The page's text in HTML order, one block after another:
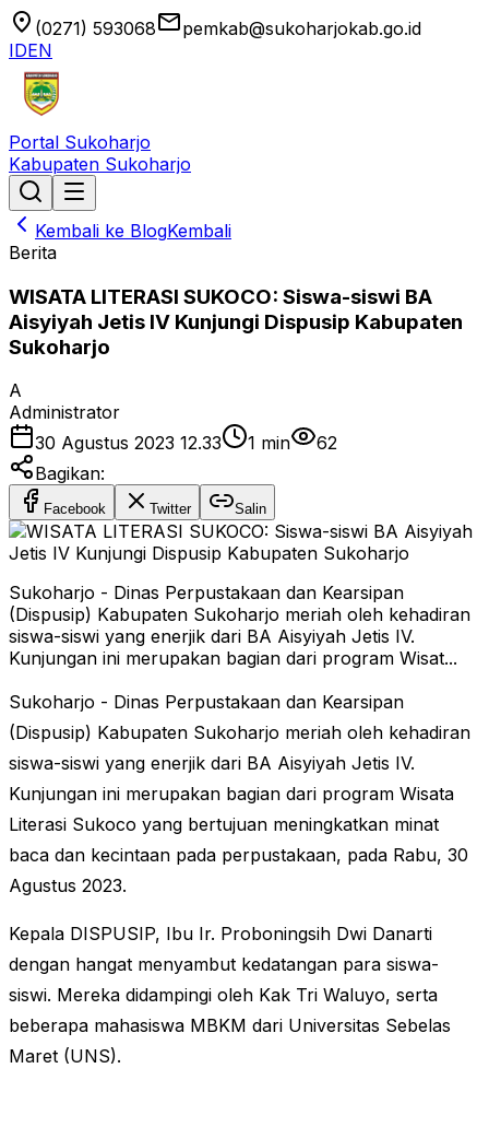
location_on (0271) 593068emailpemkab@sukoharjokab.go.id
IDEN
Portal Sukoharjo
Kabupaten Sukoharjo
Kembali ke BlogKembali
Berita
WISATA LITERASI SUKOCO: Siswa-siswi BA
Aisyiyah Jetis IV Kunjungi Dispusip Kabupaten
Sukoharjo
A
Administrator
30 Agustus 2023 12.33
1 min
62
Bagikan:
Facebook Twitter Salin
Sukoharjo - Dinas Perpustakaan dan Kearsipan
(Dispusip) Kabupaten Sukoharjo meriah oleh kehadiran
siswa-siswi yang enerjik dari BA Aisyiyah Jetis IV.
Kunjungan ini merupakan bagian dari program Wisat...
Sukoharjo - Dinas Perpustakaan dan Kearsipan
(Dispusip) Kabupaten Sukoharjo meriah oleh kehadiran
siswa-siswi yang enerjik dari BA Aisyiyah Jetis IV.
Kunjungan ini merupakan bagian dari program Wisata
Literasi Sukoco yang bertujuan meningkatkan minat
baca dan kecintaan pada perpustakaan, pada Rabu, 30
Agustus 2023.
Kepala DISPUSIP, Ibu Ir. Proboningsih Dwi Danarti
dengan hangat menyambut kedatangan para siswa-
siswi. Mereka didampingi oleh Kak Tri Waluyo, serta
beberapa mahasiswa MBKM dari Universitas Sebelas
Maret (UNS).